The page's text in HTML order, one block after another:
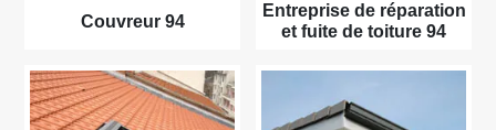
Couvreur 94
Entreprise de réparation
et fuite de toiture 94